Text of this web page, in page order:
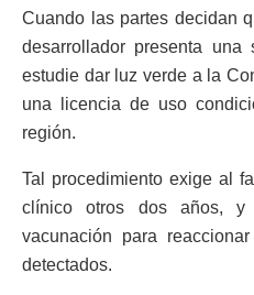
Cuando las partes decidan
desarrollador presenta
estudie dar luz verde a la
una licencia de uso
región.
Tal procedimiento exige al
clínico otros dos años, y
vacunación para
detectados.